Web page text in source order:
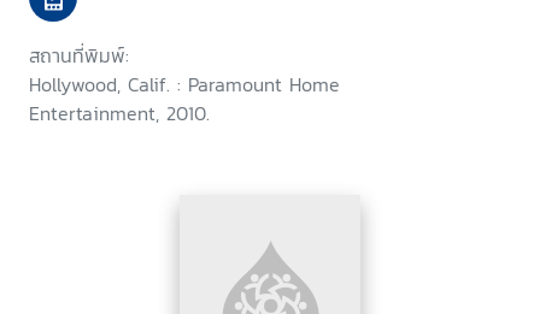
สถานที่พิมพ์:
Hollywood, Calif. : Paramount Home
Entertainment, 2010.